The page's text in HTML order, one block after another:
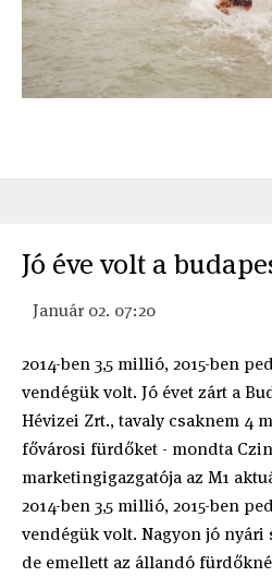
Jó éve volt a
Január 02. 07:20
2014-ben 3,5 millió, 2015-ben
vendégük volt. Jó évet zárt a
Hévizei Zrt., tavaly csaknem 4
fővárosi fürdőket - mondta
marketingigazgatója az M1
2014-ben 3,5 millió, 2015-ben
vendégük volt. Nagyon jó nyári
de emellett az állandó